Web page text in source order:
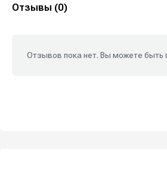
Отзывы (0)
Отзывов пока нет. Вы можете быть